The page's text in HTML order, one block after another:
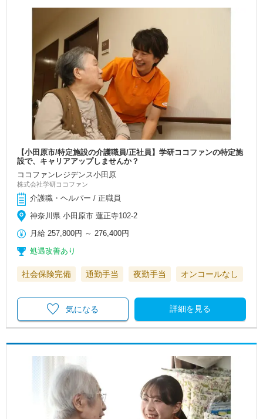
【小田原市/特定施設の介護職員/正社員】学研ココファンの特定施
設で、キャリアアップしませんか？
ココファンレジデンス小田原
株式会社学研ココファン
介護職・ヘルパー / 正職員
神奈川県 小田原市 蓮正寺102-2
月給 257,800円 ～276,400円
処遇改善あり
社会保険完備 通勤手当 夜勤手当 オンコールなし
詳細を見る
気になる